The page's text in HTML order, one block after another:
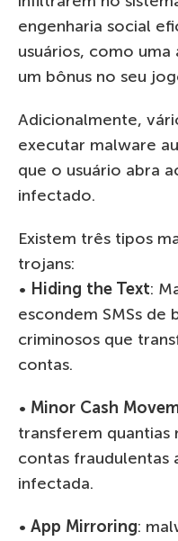
engenharia social
usuários, como
um bônus no seu
Adicionalmente,
executar malware
que o usuário abra
infectado.
Existem três tipos
trojans:
• Hiding the Text:
escondem SMSs de
criminosos que
contas.
• Minor Cash
transferem quantias
contas fraudulentas
infectada.
• App Mirroring: